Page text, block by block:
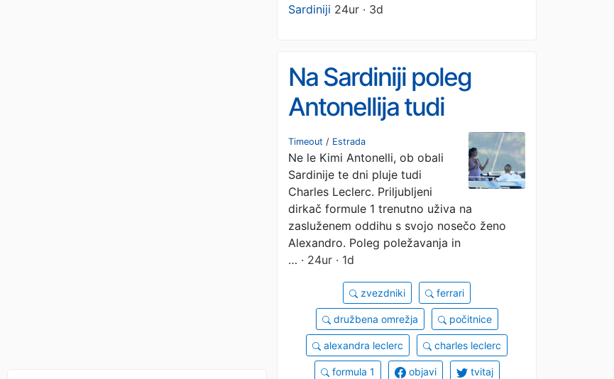
Sardiniji 24ur · 3d
Na Sardiniji poleg
Antonellija tudi
Leclerc s svojo
nosečo ženo
Timeout / Estrada
Ne le Kimi Antonelli, ob obali
Sardinije te dni pluje tudi
Charles Leclerc. Priljubljeni
dirkač formule 1 trenutno uživa na
zasluženem oddihu s svojo nosečo ženo
Alexandro. Poleg poležavanja in
… · 24ur · 1d
zvezdniki ferrari
družbena omrežja počitnice
alexandra leclerc charles leclerc
formula 1 objavi tvitaj